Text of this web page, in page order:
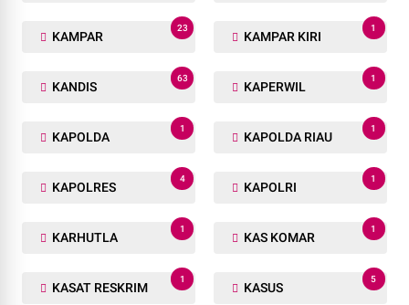
KAMPAR
23
KAMPAR KIRI
1
KANDIS
63
KAPERWIL
1
KAPOLDA
1
KAPOLDA RIAU
1
KAPOLRES
4
KAPOLRI
1
KARHUTLA
1
KAS KOMAR
1
KASAT RESKRIM
1
KASUS
5